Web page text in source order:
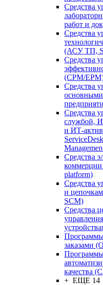
Средства
работ и
Средства
(АСУ ТП,
Средства
(CPM/
Средства
Средства
службой,
и ИТ-
Средства
коммерции
platform)
Средства
и
SCM)
Средства
заказами
качества
+ ЕЩЕ 14